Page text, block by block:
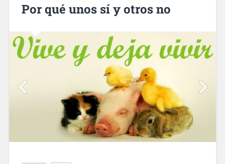
Por qué unos sí y otros no